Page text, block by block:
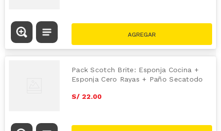
Pack Scotch Brite: Esponja Cocina +
Esponja Cero Rayas + Paño Secatodo
S/ 22.00